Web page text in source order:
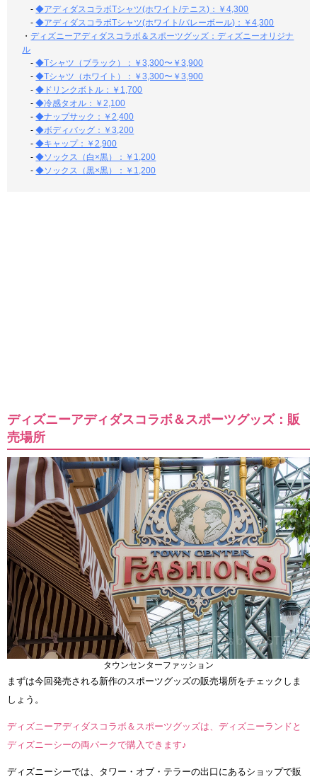
-◆アディダスコラボTシャツ(ホワイト/テニス)：￥4,300
-◆アディダスコラボTシャツ(ホワイト/バレーボール)：￥4,300
・ディズニーアディダスコラボ＆スポーツグッズ：ディズニーオリジナ
ル
-◆Tシャツ（ブラック）：￥3,300〜￥3,900
-◆Tシャツ（ホワイト）：￥3,300〜￥3,900
-◆ドリンクボトル：￥1,700
-◆冷感タオル：￥2,100
-◆ナップサック：￥2,400
-◆ボディバッグ：￥3,200
-◆キャップ：￥2,900
-◆ソックス（白×黒）：￥1,200
-◆ソックス（黒×黒）：￥1,200
ディズニーアディダスコラボ＆スポーツグッズ：販
売場所
タウンセンターファッション
まずは今回発売される新作のスポーツグッズの販売場所をチェックしま
しょう。
ディズニーアディダスコラボ＆スポーツグッズは、ディズニーランドと
ディズニーシーの両パークで購入できます♪
ディズニーシーでは、タワー・オブ・テラーの出口にあるショップで販